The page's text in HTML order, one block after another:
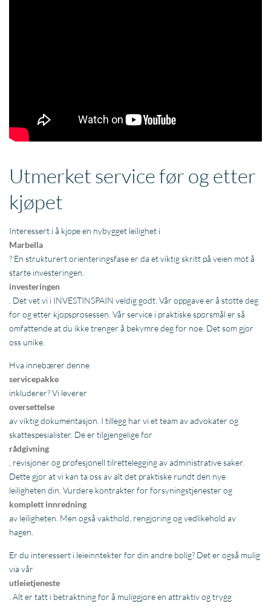
Utmerket service før og etter
kjøpet
Interessert i å kjøpe en nybygget leilighet i
Marbella
? En strukturert orienteringsfase er da et viktig skritt på veien mot å
starte investeringen.
investeringen
. Det vet vi i INVESTINSPAIN veldig godt. Vår oppgave er å støtte deg
før og etter kjøpsprosessen. Vår service i praktiske spørsmål er så
omfattende at du ikke trenger å bekymre deg for noe. Det som gjør
oss unike.
Hva innebærer denne
servicepakke
inkluderer? Vi leverer
oversettelse
av viktig dokumentasjon. I tillegg har vi et team av advokater og
skattespesialister. De er tilgjengelige for
rådgivning
, revisjoner og profesjonell tilrettelegging av administrative saker.
Dette gjør at vi kan ta oss av alt det praktiske rundt den nye
leiligheten din. Vurdere kontrakter for forsyningstjenester og
komplett innredning
av leiligheten. Men også vakthold, rengjøring og vedlikehold av
hagen.
Er du interessert i leieinntekter for din andre bolig? Det er også mulig
via vår
utleietjeneste
. Alt er tatt i betraktning for å muliggjøre en attraktiv og trygg